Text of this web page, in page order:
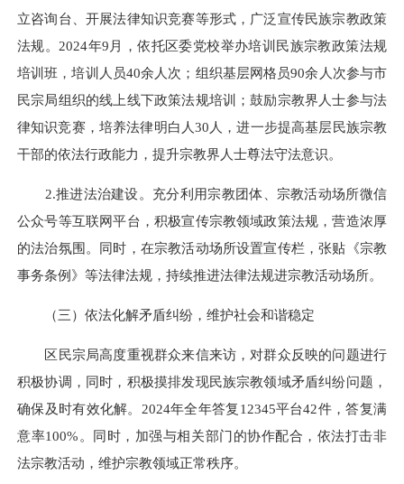
立咨询台、开展法律知识竞赛等形式，广泛宣传民族宗教政策
法规。2024年9月，依托区委党校举办培训民族宗教政策法规
培训班，培训人员40余人次；组织基层网格员90余人次参与市
民宗局组织的线上线下政策法规培训；鼓励宗教界人士参与法
律知识竞赛，培养法律明白人30人，进一步提高基层民族宗教
干部的依法行政能力，提升宗教界人士尊法守法意识。
2.推进法治建设。充分利用宗教团体、宗教活动场所微信
公众号等互联网平台，积极宣传宗教领域政策法规，营造浓厚
的法治氛围。同时，在宗教活动场所设置宣传栏，张贴《宗教
事务条例》等法律法规，持续推进法律法规进宗教活动场所。
（三）依法化解矛盾纠纷，维护社会和谐稳定
区民宗局高度重视群众来信来访，对群众反映的问题进行
积极协调，同时，积极摸排发现民族宗教领域矛盾纠纷问题，
确保及时有效化解。2024年全年答复12345平台42件，答复满
意率100%。同时，加强与相关部门的协作配合，依法打击非
法宗教活动，维护宗教领域正常秩序。